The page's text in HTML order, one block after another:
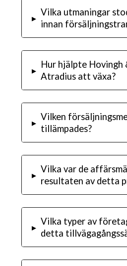
▸
Vilka utmaningar
innan
▸
Hur hjälpte Hovingh
Atradius att växa?
▸
Vilken
tillämpades?
▸
Vilka var de
resultaten av detta
▸
Vilka typer av
detta